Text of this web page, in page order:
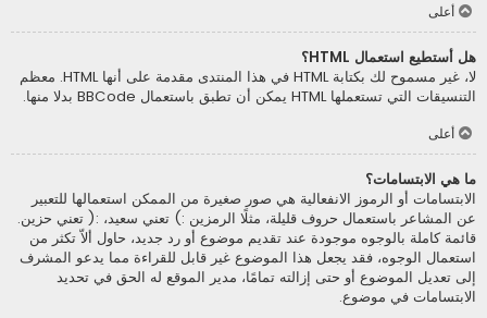
أعلى
هل أستطيع استعمال HTML؟
لا، غير مسموح لك بكتابة HTML في هذا المنتدى مقدمة على أنها HTML. معظم
التنسيقات التي تستعملها HTML يمكن أن تطبق باستعمال BBCode بدلا منها.
أعلى
ما هي الابتسامات؟
الابتسامات أو الرموز الانفعالية هي صور صغيرة من الممكن استعمالها للتعبير
عن المشاعر باستعمال حروف قليلة، مثلًا الرمزين :) تعني سعيد، :( تعني حزين.
قائمة كاملة بالوجوه موجودة عند تقديم موضوع أو رد جديد، حاول ألاّ تكثر من
استعمال الوجوه، فقد يجعل هذا الموضوع غير قابل للقراءة مما يدعو المشرف
إلى تعديل الموضوع أو حتى إزالته تمامًا، مدير الموقع له الحق في تحديد
الابتسامات في موضوع.